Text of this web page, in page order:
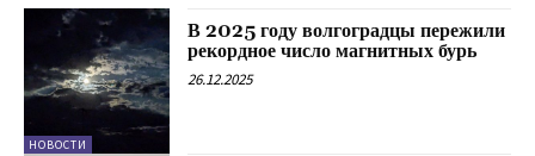
НОВОСТИ
В 2025 году волгоградцы пережили
рекордное число магнитных бурь
26.12.2025